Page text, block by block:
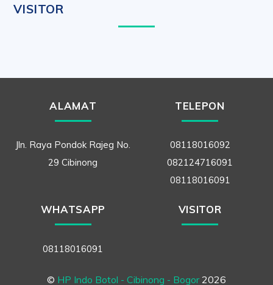
VISITOR
ALAMAT
Jln. Raya Pondok Rajeg No.
29 Cibinong
TELEPON
08118016092
082124716091
08118016091
WHATSAPP
08118016091
VISITOR
© HP Indo Botol - Cibinong - Bogor2026